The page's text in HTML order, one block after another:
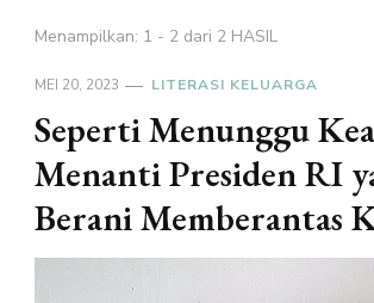
Menampilkan: 1 - 2 dari 2 HASIL
MEI 20, 2023 LITERASI KELUARGA
Seperti Menunggu
Menanti Presiden RI
Berani Memberantas